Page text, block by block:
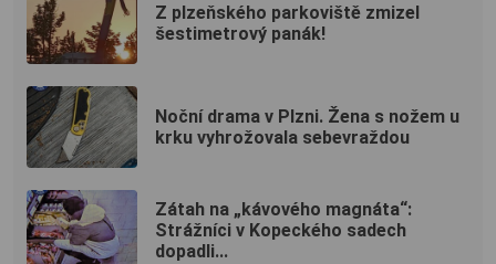
Z plzeňského parkoviště zmizel
šestimetrový panák!
Noční drama v Plzni. Žena s nožem u
krku vyhrožovala sebevraždou
Zátah na „kávového magnáta“:
Strážníci v Kopeckého sadech
dopadli...